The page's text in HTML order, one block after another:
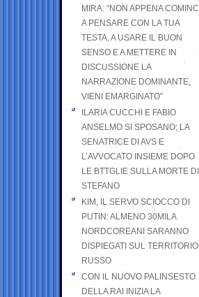
MIRA: “NON APPENA COMINCI
A PENSARE CON LA TUA
TESTA, A USARE IL BUON
SENSO E A METTERE IN
DISCUSSIONE LA
NARRAZIONE DOMINANTE,
VIENI EMARGINATO”
ILARIA CUCCHI E FABIO
ANSELMO SI SPOSANO; LA
SENATRICE DI AVS E
L’AVVOCATO INSIEME DOPO
LE BTTGLIE SULLA MORTE DI
STEFANO
KIM, IL SERVO SCIOCCO DI
PUTIN: ALMENO 30MILA
NORDCOREANI SARANNO
DISPIEGATI SUL TERRITORIO
RUSSO
CON IL NUOVO PALINSESTO
DELLA RAI INIZIA LA